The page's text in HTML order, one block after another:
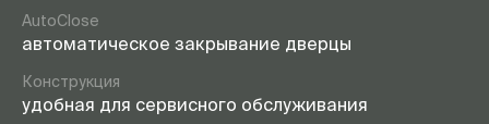
AutoClose
автоматическое закрывание дверцы
Конструкция
удобная для сервисного обслуживания